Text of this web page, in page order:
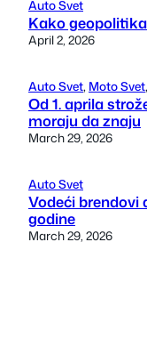
Auto Svet
Kako
April 2, 2026
Auto Svet, Moto Svet,
Od 1. aprila
moraju da znaju
March 29, 2026
Auto Svet
Vodeći brendovi
godine
March 29, 2026